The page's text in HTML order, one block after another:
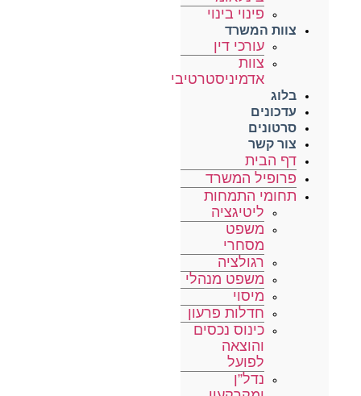
פינוי בינוי
צוות המשרד
עורכי דין
צוות
אדמיניסטרטיבי
בלוג
עדכונים
סרטונים
צור קשר
דף הבית
פרופיל המשרד
תחומי התמחות
ליטיגציה
משפט
מסחרי
רגולציה
משפט מנהלי
מיסוי
חדלות פרעון
כינוס נכסים
והוצאה
לפועל
נדל”ן